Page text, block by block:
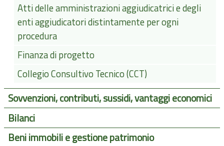
Atti delle amministrazioni aggiudicatrici e degli
enti aggiudicatori distintamente per ogni
procedura
Finanza di progetto
Collegio Consultivo Tecnico (CCT)
Sovvenzioni, contributi, sussidi, vantaggi economici
Bilanci
Beni immobili e gestione patrimonio